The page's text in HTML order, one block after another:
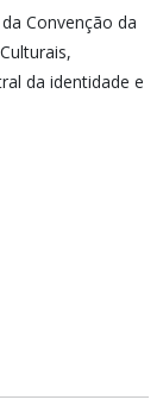
Convenção da
da identidade e